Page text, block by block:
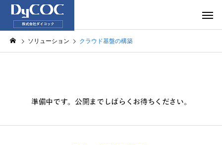
ソリューション クラウド基盤の構築